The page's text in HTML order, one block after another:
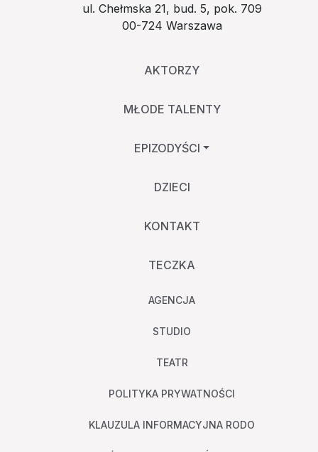
ul. Chełmska 21, bud. 5, pok. 709
00-724 Warszawa
AKTORZY
MŁODE TALENTY
EPIZODYŚCI
DZIECI
KONTAKT
TECZKA
AGENCJA
STUDIO
TEATR
POLITYKA PRYWATNOŚCI
KLAUZULA INFORMACYJNA RODO